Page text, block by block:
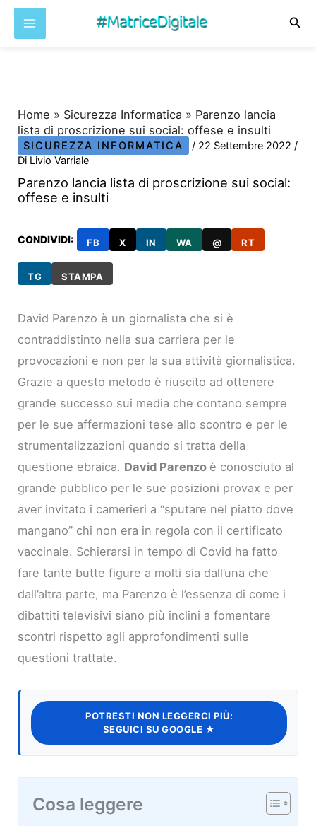
Home » Sicurezza Informatica » Parenzo lancia
lista di proscrizione sui social: offese e insulti
SICUREZZA INFORMATICA / 22 Settembre 2022/
Di Livio Varriale
Parenzo lancia lista di proscrizione sui social:
offese e insulti
CONDIVIDI: FB X IN WA @ RT
TG STAMPA
David Parenzo è un giornalista che si è
contraddistinto nella sua carriera per le
provocazioni e non per la sua attività giornalistica.
Grazie a questo metodo è riuscito ad ottenere
grande successo sui media che contano sempre
per le sue affermazioni tese allo scontro e per le
strumentalizzazioni quando si tratta della
questione ebraica. David Parenzo è conosciuto al
grande pubblico per le sue posizioni provax e per
aver invitato i camerieri a “sputare nel piatto dove
mangano” chi non era in regola con il certificato
vaccinale. Schierarsi in tempo di Covid ha fatto
fare tante butte figure a molti sia dall’una che
dall’altra parte, ma Parenzo è l’essenza di come i
dibattiti televisivi siano più inclini a fomentare
scontri rispetto agli approfondimenti sulle
questioni trattate.
POTRESTI NON LEGGERCI PIÙ:
SEGUICI SU GOOGLE ★
Cosa leggere